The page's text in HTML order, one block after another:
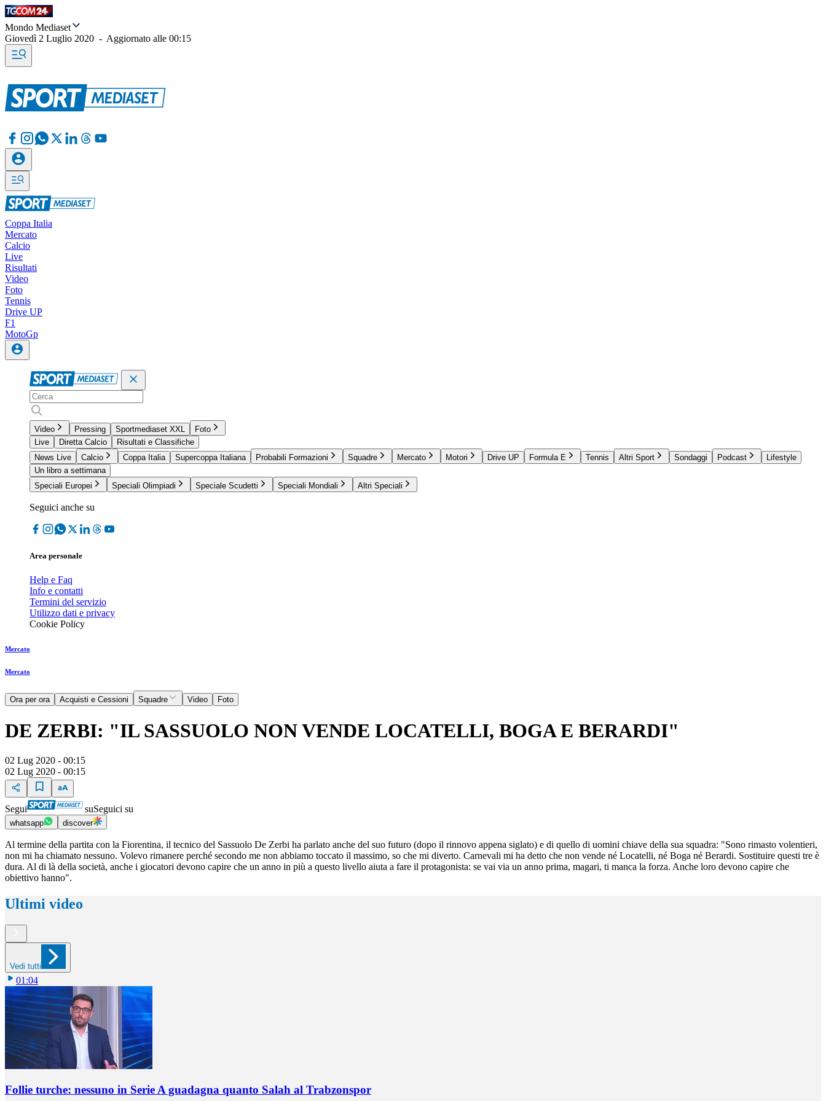
Mondo Mediaset
Giovedì 2 Luglio 2020 - Aggiornato alle 00:15
Coppa Italia
Mercato
Calcio
Live
Risultati
Video
Foto
Tennis
Drive UP
F1
MotoGp
Video Pressing Sportmediaset XXL
Foto
Live
Diretta Calcio
Risultati e Classifiche
News Live
Calcio Coppa Italia Supercoppa Italiana Probabili Formazioni Squadre Mercato Motori Drive UP Formula E Tennis Altri Sport Sondaggi Podcast
Lifestyle
Un libro a settimana
Speciali Europei
Speciali Olimpiadi Speciale Scudetti Speciali Mondiali Altri Speciali
Seguici anche su
Area personale
Help e Faq
Info e contatti
Termini del servizio
Utilizzo dati e privacy
Cookie Policy
Mercato
Mercato
Ora per ora Acquisti e Cessioni Squadre Video Foto
DE ZERBI: "IL SASSUOLO NON VENDE LOCATELLI, BOGA E BERARDI"
02 Lug 2020 - 00:15
02 Lug 2020 - 00:15
Segui suSeguici su
whatsapp discover
Al termine della partita con la Fiorentina, il tecnico del Sassuolo De Zerbi ha parlato anche del suo futuro (dopo il rinnovo appena siglato) e di quello di uomini chiave della sua squadra: "Sono rimasto volentieri,
non mi ha chiamato nessuno. Volevo rimanere perché secondo me non abbiamo toccato il massimo, so che mi diverto. Carnevali mi ha detto che non vende né Locatelli, né Boga né Berardi. Sostituire questi tre è
dura. Al di là della società, anche i giocatori devono capire che un anno in più a questo livello aiuta a fare il protagonista: se vai via un anno prima, magari, ti manca la forza. Anche loro devono capire che
obiettivo hanno".
Ultimi video
Vedi tutti
01:04
Follie turche: nessuno in Serie A guadagna quanto Salah al Trabzonspor